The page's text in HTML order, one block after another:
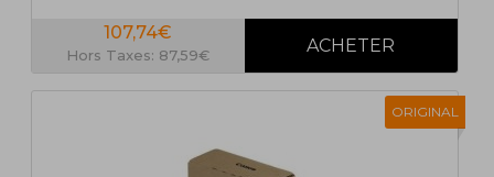
107,74€
Hors Taxes: 87,59€
ORIGINAL